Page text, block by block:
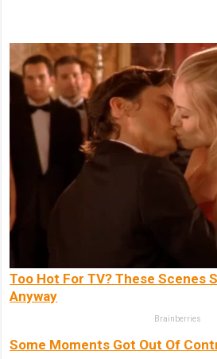
Too Hot For TV? These Scenes
Anyway
Brainberries
Some Moments Got Out Of